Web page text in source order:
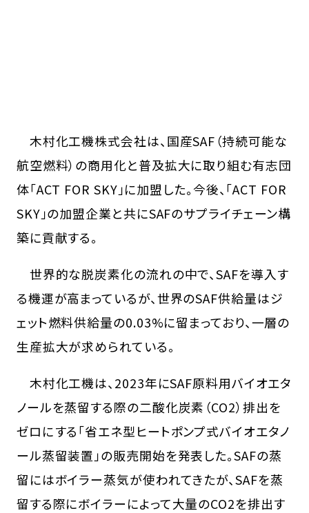
木村化工機株式会社は、国産SAF（持続可能な
航空燃料）の商用化と普及拡大に取り組む有志団
体「ACT FOR SKY」に加盟した。今後、「ACT FOR
SKY」の加盟企業と共にSAFのサプライチェーン構
築に貢献する。
世界的な脱炭素化の流れの中で、SAFを導入す
る機運が高まっているが、世界のSAF供給量はジ
ェット燃料供給量の0.03%に留まっており、一層の
生産拡大が求められている。
木村化工機は、2023年にSAF原料用バイオエタ
ノールを蒸留する際の二酸化炭素（CO2）排出を
ゼロにする「省エネ型ヒートポンプ式バイオエタノ
ール蒸留装置」の販売開始を発表した。SAFの蒸
留にはボイラー蒸気が使われてきたが、SAFを蒸
留する際にボイラーによって大量のCO2を排出す